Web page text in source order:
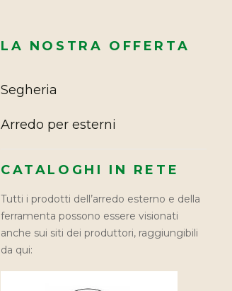
LA NOSTRA OFFERTA
Segheria
Arredo per esterni
CATALOGHI IN RETE
Tutti i prodotti dell’arredo esterno e della
ferramenta possono essere visionati
anche sui siti dei produttori, raggiungibili
da qui: